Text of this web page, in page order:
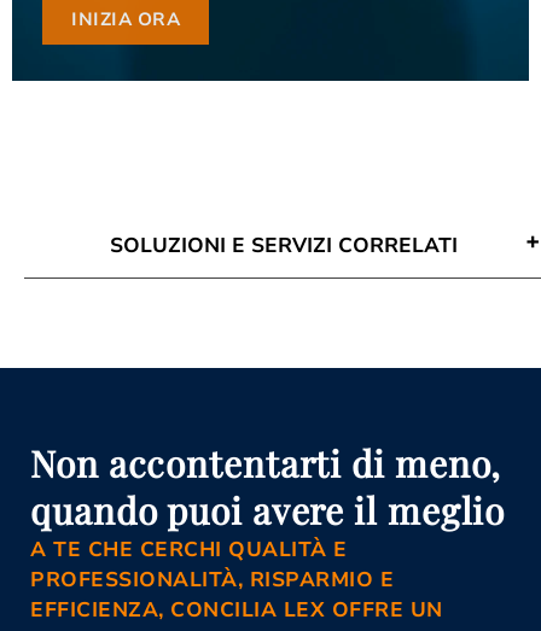
INIZIA ORA
INIZIA ORA
SOLUZIONI E SERVIZI CORRELATI
Corso Di Aggiornamento Per
Mediazione Civile E Commerciale
Ispica
Organismo Di Mediazione Ispica
Non accontentarti di meno,
quando puoi avere il meglio
A TE CHE CERCHI QUALITÀ E
PROFESSIONALITÀ, RISPARMIO E
EFFICIENZA, CONCILIA LEX OFFRE UN